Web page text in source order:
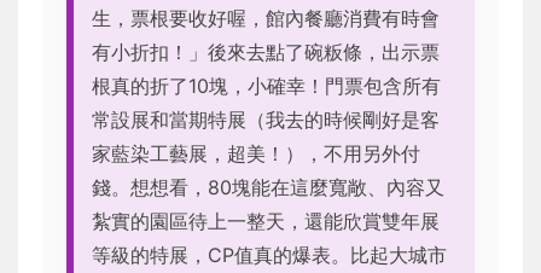
生，票根要收好喔，館內餐廳消費有時會
有小折扣！」後來去點了碗粄條，出示票
根真的折了10塊，小確幸！門票包含所有
常設展和當期特展（我去的時候剛好是客
家藍染工藝展，超美！），不用另外付
錢。想想看，80塊能在這麼寬敞、內容又
紮實的園區待上一整天，還能欣賞雙年展
等級的特展，CP值真的爆表。比起大城市